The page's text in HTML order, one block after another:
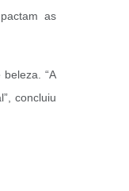
as
“A
concluiu